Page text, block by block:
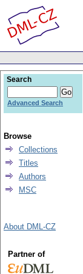
Search
Advanced Search
Browse
Collections
Titles
Authors
MSC
About DML-CZ
Partner of